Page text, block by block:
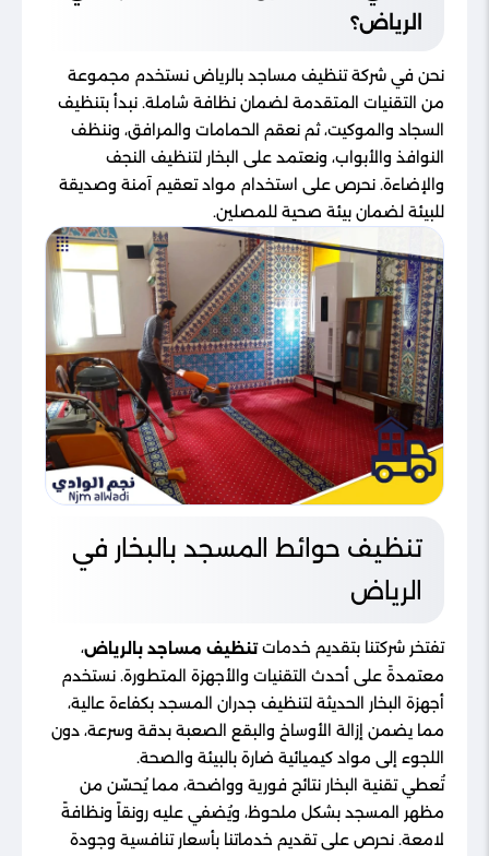
الرياض؟
نحن في شركة تنظيف مساجد بالرياض نستخدم مجموعة
من التقنيات المتقدمة لضمان نظافة شاملة. نبدأ بتنظيف
السجاد والموكيت، ثم نعقم الحمامات والمرافق، وننظف
النوافذ والأبواب، ونعتمد على البخار لتنظيف النجف
والإضاءة. نحرص على استخدام مواد تعقيم آمنة وصديقة
للبيئة لضمان بيئة صحية للمصلين.
تنظيف حوائط المسجد بالبخار في
الرياض
تفتخر شركتنا بتقديم خدماتتنظيف مساجد بالرياض،
معتمدةً على أحدث التقنيات والأجهزة المتطورة. نستخدم
أجهزة البخار الحديثة لتنظيف جدران المسجد بكفاءة عالية،
مما يضمن إزالة الأوساخ والبقع الصعبة بدقة وسرعة، دون
اللجوء إلى مواد كيميائية ضارة بالبيئة والصحة.
تُعطي تقنية البخار نتائج فورية وواضحة، مما يُحسّن من
مظهر المسجد بشكل ملحوظ، ويُضفي عليه رونقاً ونظافةً
لامعة. نحرص على تقديم خدماتنا بأسعار تنافسية وجودة